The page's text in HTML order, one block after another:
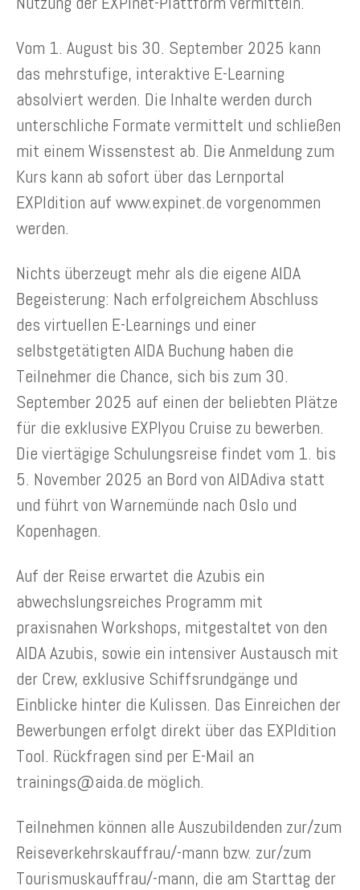
Vom 1. August bis 30. September 2025 kann
das mehrstufige, interaktive E-Learning
absolviert werden. Die Inhalte werden durch
unterschliche Formate vermittelt und schließen
mit einem Wissenstest ab. Die Anmeldung zum
Kurs kann ab sofort über das Lernportal
EXPIdition auf www.expinet.de vorgenommen
werden.
Nichts überzeugt mehr als die eigene AIDA
Begeisterung: Nach erfolgreichem Abschluss
des virtuellen E-Learnings und einer
selbstgetätigten AIDA Buchung haben die
Teilnehmer die Chance, sich bis zum 30.
September 2025 auf einen der beliebten Plätze
für die exklusive EXPIyou Cruise zu bewerben.
Die viertägige Schulungsreise findet vom 1. bis
5. November 2025 an Bord von AIDAdiva statt
und führt von Warnemünde nach Oslo und
Kopenhagen.
Auf der Reise erwartet die Azubis ein
abwechslungsreiches Programm mit
praxisnahen Workshops, mitgestaltet von den
AIDA Azubis, sowie ein intensiver Austausch mit
der Crew, exklusive Schiffsrundgänge und
Einblicke hinter die Kulissen. Das Einreichen der
Bewerbungen erfolgt direkt über das EXPIdition
Tool. Rückfragen sind per E-Mail an
trainings@aida.de möglich.
Teilnehmen können alle Auszubildenden zur/zum
Reiseverkehrskauffrau/-mann bzw. zur/zum
Tourismuskauffrau/-mann, die am Starttag der